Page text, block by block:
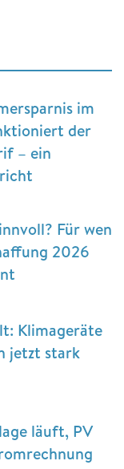
im
der
– ein
Für wen
2026
Klimageräte
jetzt stark
läuft, PV